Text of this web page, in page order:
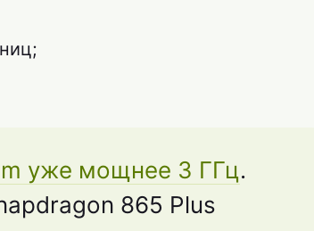
уже мощнее 3 ГГц.
865 Plus